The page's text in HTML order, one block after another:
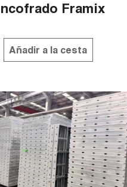
Framix
Añadir a la cesta